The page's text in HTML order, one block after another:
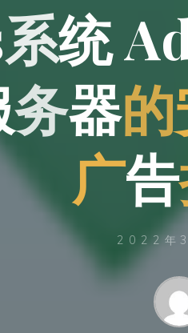
系统A
务器的
广告
2022年3